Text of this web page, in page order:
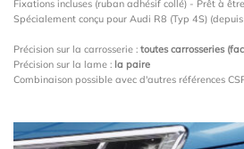
Fixations incluses (ruban adhésif collé) - Prêt à
Spécialement conçu pour Audi R8 (Typ 4S)
Précision sur la carrosserie : toutes carrosseries
Précision sur la lame : la paire
Combinaison possible avec d'autres références